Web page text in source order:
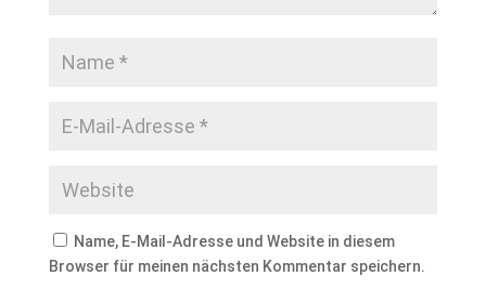
Name, E-Mail-Adresse und Website in diesem
Browser für meinen nächsten Kommentar speichern.